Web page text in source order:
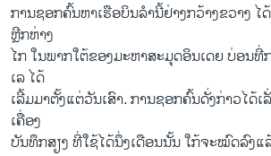
ການ​ຊອກ​ຄົ້ນ​ຫາ​ເຮືອບິນ​ລຳ​ນີ້​ຢ່າງ​ກວ້າງຂວາງ ​ໄ
ຫຼີກຫ່າງ
ໄກ​ ໃນ​ພາກ​ໃຕ້​ຂອງ​ມະຫາ​ສະມຸດ​ອິນ​ເດຍ ບ່ອນ​
ເລ ໄດ້​
ເລີ້ມ​ມາ​ຕັ້ງ​ແຕ່​ວັນ​ເສົາ. ການ​ຊອກ​ຄົ້ນ​ດັ່ງກ່າວ​ໄດ້​
ເຄື່ອງ​
ບັນທຶກ​ສຽງ ທີ່​ໃຊ້ໄດ້​ນຶ່ງ​ເດືອນ​ນັ້ນ ​ໃກ້​ຈະ​ໝົດ​ລົງ​ແ